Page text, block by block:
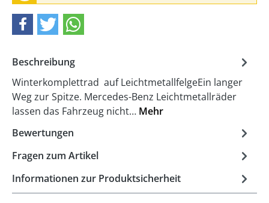
Beschreibung
Winterkomplettrad auf LeichtmetallfelgeEin langer
Weg zur Spitze. Mercedes-Benz Leichtmetallräder
lassen das Fahrzeug nicht… Mehr
Bewertungen
Fragen zum Artikel
Informationen zur Produktsicherheit